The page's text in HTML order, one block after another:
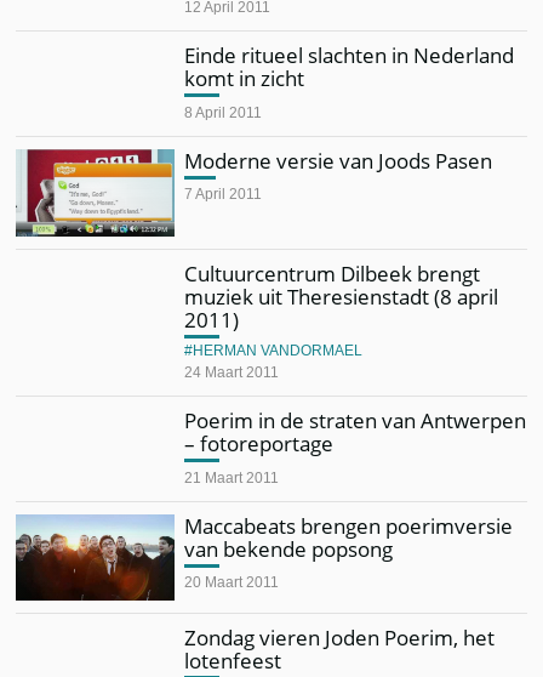
12 April 2011
Einde ritueel slachten in Nederland
komt in zicht
8 April 2011
Moderne versie van Joods Pasen
7 April 2011
Cultuurcentrum Dilbeek brengt
muziek uit Theresienstadt (8 april
2011)
24 Maart 2011
HERMAN VANDORMAEL
Poerim in de straten van Antwerpen
– fotoreportage
21 Maart 2011
Maccabeats brengen poerimversie
van bekende popsong
20 Maart 2011
Zondag vieren Joden Poerim, het
lotenfeest